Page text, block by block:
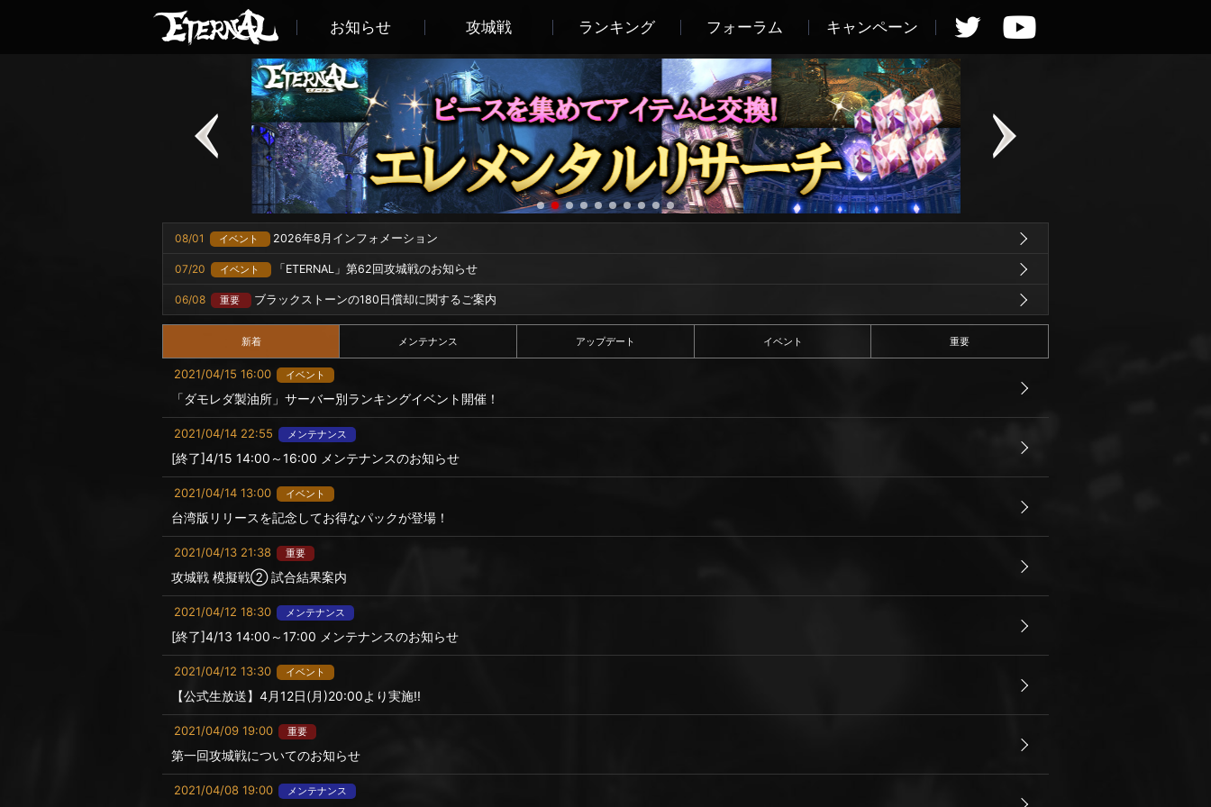
お知らせ 攻城戦 ランキング フォーラム キャンペーン
08/01 イベント 2026年8月インフォメーション
07/20 イベント 「ETERNAL」第62回攻城戦のお知らせ
06/08 重要 ブラックストーンの180日償却に関するご案内
新着 メンテナンス アップデート イベント 重要
2021/04/15 16:00 イベント
「ダモレダ製油所」サーバー別ランキングイベント開催！
2021/04/14 22:55 メンテナンス
[終了]4/15 14:00～16:00 メンテナンスのお知らせ
2021/04/14 13:00 イベント
台湾版リリースを記念してお得なパックが登場！
2021/04/13 21:38 重要
攻城戦 模擬戦② 試合結果案内
2021/04/12 18:30 メンテナンス
[終了]4/13 14:00～17:00 メンテナンスのお知らせ
2021/04/12 13:30 イベント
【公式生放送】4月12日(月)20:00より実施!!
2021/04/09 19:00 重要
第一回攻城戦についてのお知らせ
2021/04/08 19:00 メンテナンス